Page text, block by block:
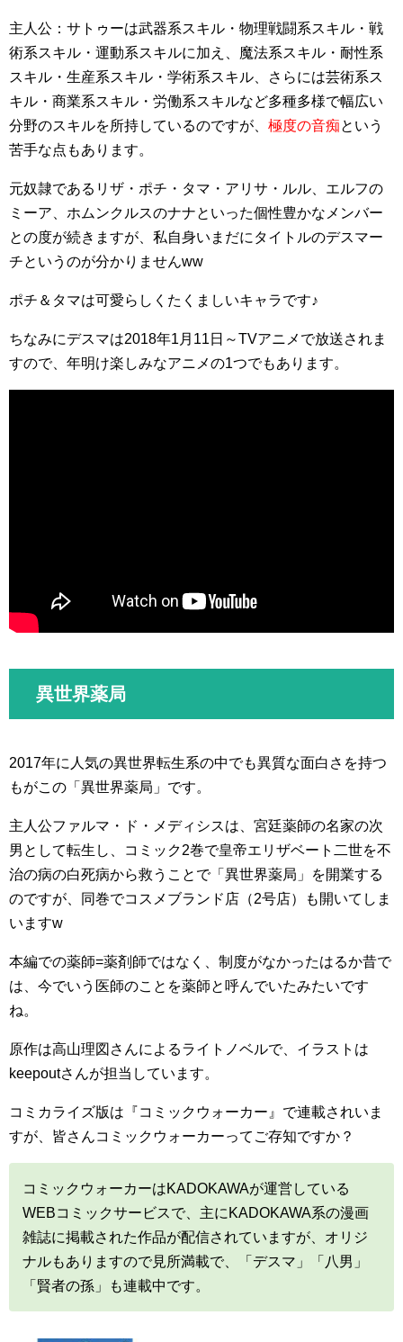
主人公：サトゥーは武器系スキル・物理戦闘系スキル・戦
術系スキル・運動系スキルに加え、魔法系スキル・耐性系
スキル・生産系スキル・学術系スキル、さらには芸術系ス
キル・商業系スキル・労働系スキルなど多種多様で幅広い
分野のスキルを所持しているのですが、 極度の音痴という
苦手な点もあります。
元奴隷であるリザ・ポチ・タマ・アリサ・ルル、エルフの
ミーア、ホムンクルスのナナといった個性豊かなメンバー
との度が続きますが、私自身いまだにタイトルのデスマー
チというのが分かりませんww
ポチ＆タマは可愛らしくたくましいキャラです♪
ちなみにデスマは2018年1月11日～TVアニメで放送されま
すので、年明け楽しみなアニメの1つでもあります。
異世界薬局
2017年に人気の異世界転生系の中でも異質な面白さを持つ
もがこの「異世界薬局」です。
主人公ファルマ・ド・メディシスは、宮廷薬師の名家の次
男として転生し、コミック2巻で皇帝エリザベート二世を不
治の病の白死病から救うことで「異世界薬局」を開業する
のですが、同巻でコスメブランド店（2号店）も開いてしま
いますw
本編での薬師=薬剤師ではなく、制度がなかったはるか昔で
は、今でいう医師のことを薬師と呼んでいたみたいです
ね。
原作は高山理図さんによるライトノベルで、イラストは
keepoutさんが担当しています。
コミカライズ版は『コミックウォーカー』で連載されいま
すが、皆さんコミックウォーカーってご存知ですか？
コミックウォーカーはKADOKAWAが運営している
WEBコミックサービスで、主にKADOKAWA系の漫画
雑誌に掲載された作品が配信されていますが、オリジ
ナルもありますので見所満載で、「デスマ」「八男」
「賢者の孫」も連載中です。